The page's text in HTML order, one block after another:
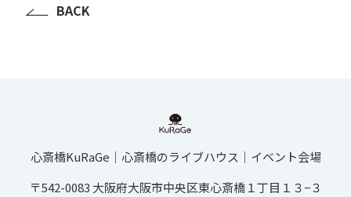
BACK
心斎橋KuRaGe│心斎橋のライブハウス│イベント会場
〒542-0083 大阪府大阪市中央区東心斎橋１丁目１３−３